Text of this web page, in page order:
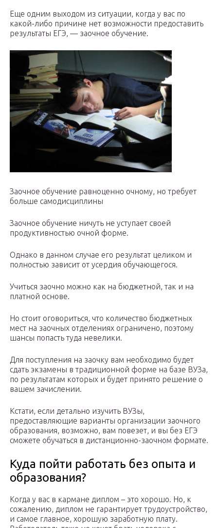
Еще одним выходом из ситуации, когда у вас по
какой-либо причине нет возможности предоставить
результаты ЕГЭ, — заочное обучение.
Заочное обучение равноценно очному, но требует
больше самодисциплины
Заочное обучение ничуть не уступает своей
продуктивностью очной форме.
Однако в данном случае его результат целиком и
полностью зависит от усердия обучающегося.
Учиться заочно можно как на бюджетной, так и на
платной основе.
Но стоит оговориться, что количество бюджетных
мест на заочных отделениях ограничено, поэтому
шансы попасть туда невелики.
Для поступления на заочку вам необходимо будет
сдать экзамены в традиционной форме на базе ВУЗа,
по результатам которых и будет принято решение о
вашем зачислении.
Кстати, если детально изучить ВУЗы,
предоставляющие варианты организации заочного
образования, возможно, вам повезет, и вы без ЕГЭ
сможете обучаться в дистанционно-заочном формате.
Куда пойти работать без опыта и
образования?
Когда у вас в кармане диплом – это хорошо. Но, к
сожалению, диплом не гарантирует трудоустройство,
и самое главное, хорошую заработную плату.